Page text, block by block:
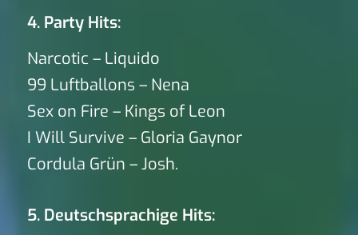
4. Party Hits:
Narcotic – Liquido
99 Luftballons – Nena
Sex on Fire – Kings of Leon
I Will Survive – Gloria Gaynor
Cordula Grün – Josh.
5. Deutschsprachige Hits: